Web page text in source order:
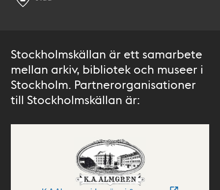
Stockholmskällan är ett samarbete
mellan arkiv, bibliotek och museer i
Stockholm. Partnerorganisationer
till Stockholmskällan är: